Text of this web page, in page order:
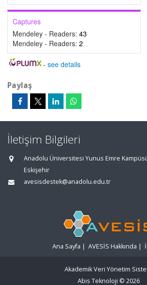
Captures
Mendeley - Readers: 43
Mendeley - Readers: 2
- see details
Paylaş
İletişim Bilgileri
Anadolu Üniversitesi Yunus Emre
Eskişehir
avesisdestek@anadolu.edu.tr
Ana Sayfa | AVESİS Hakkında |
Akademik Veri Yönetim
Abis Teknoloji © 2026